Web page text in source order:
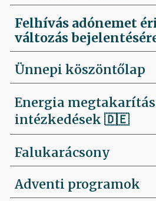
Felhívás adónemet
változás
Ünnepi köszöntőlap
Energia
intézkedések 🇩🇪
Falukarácsony
Adventi programok